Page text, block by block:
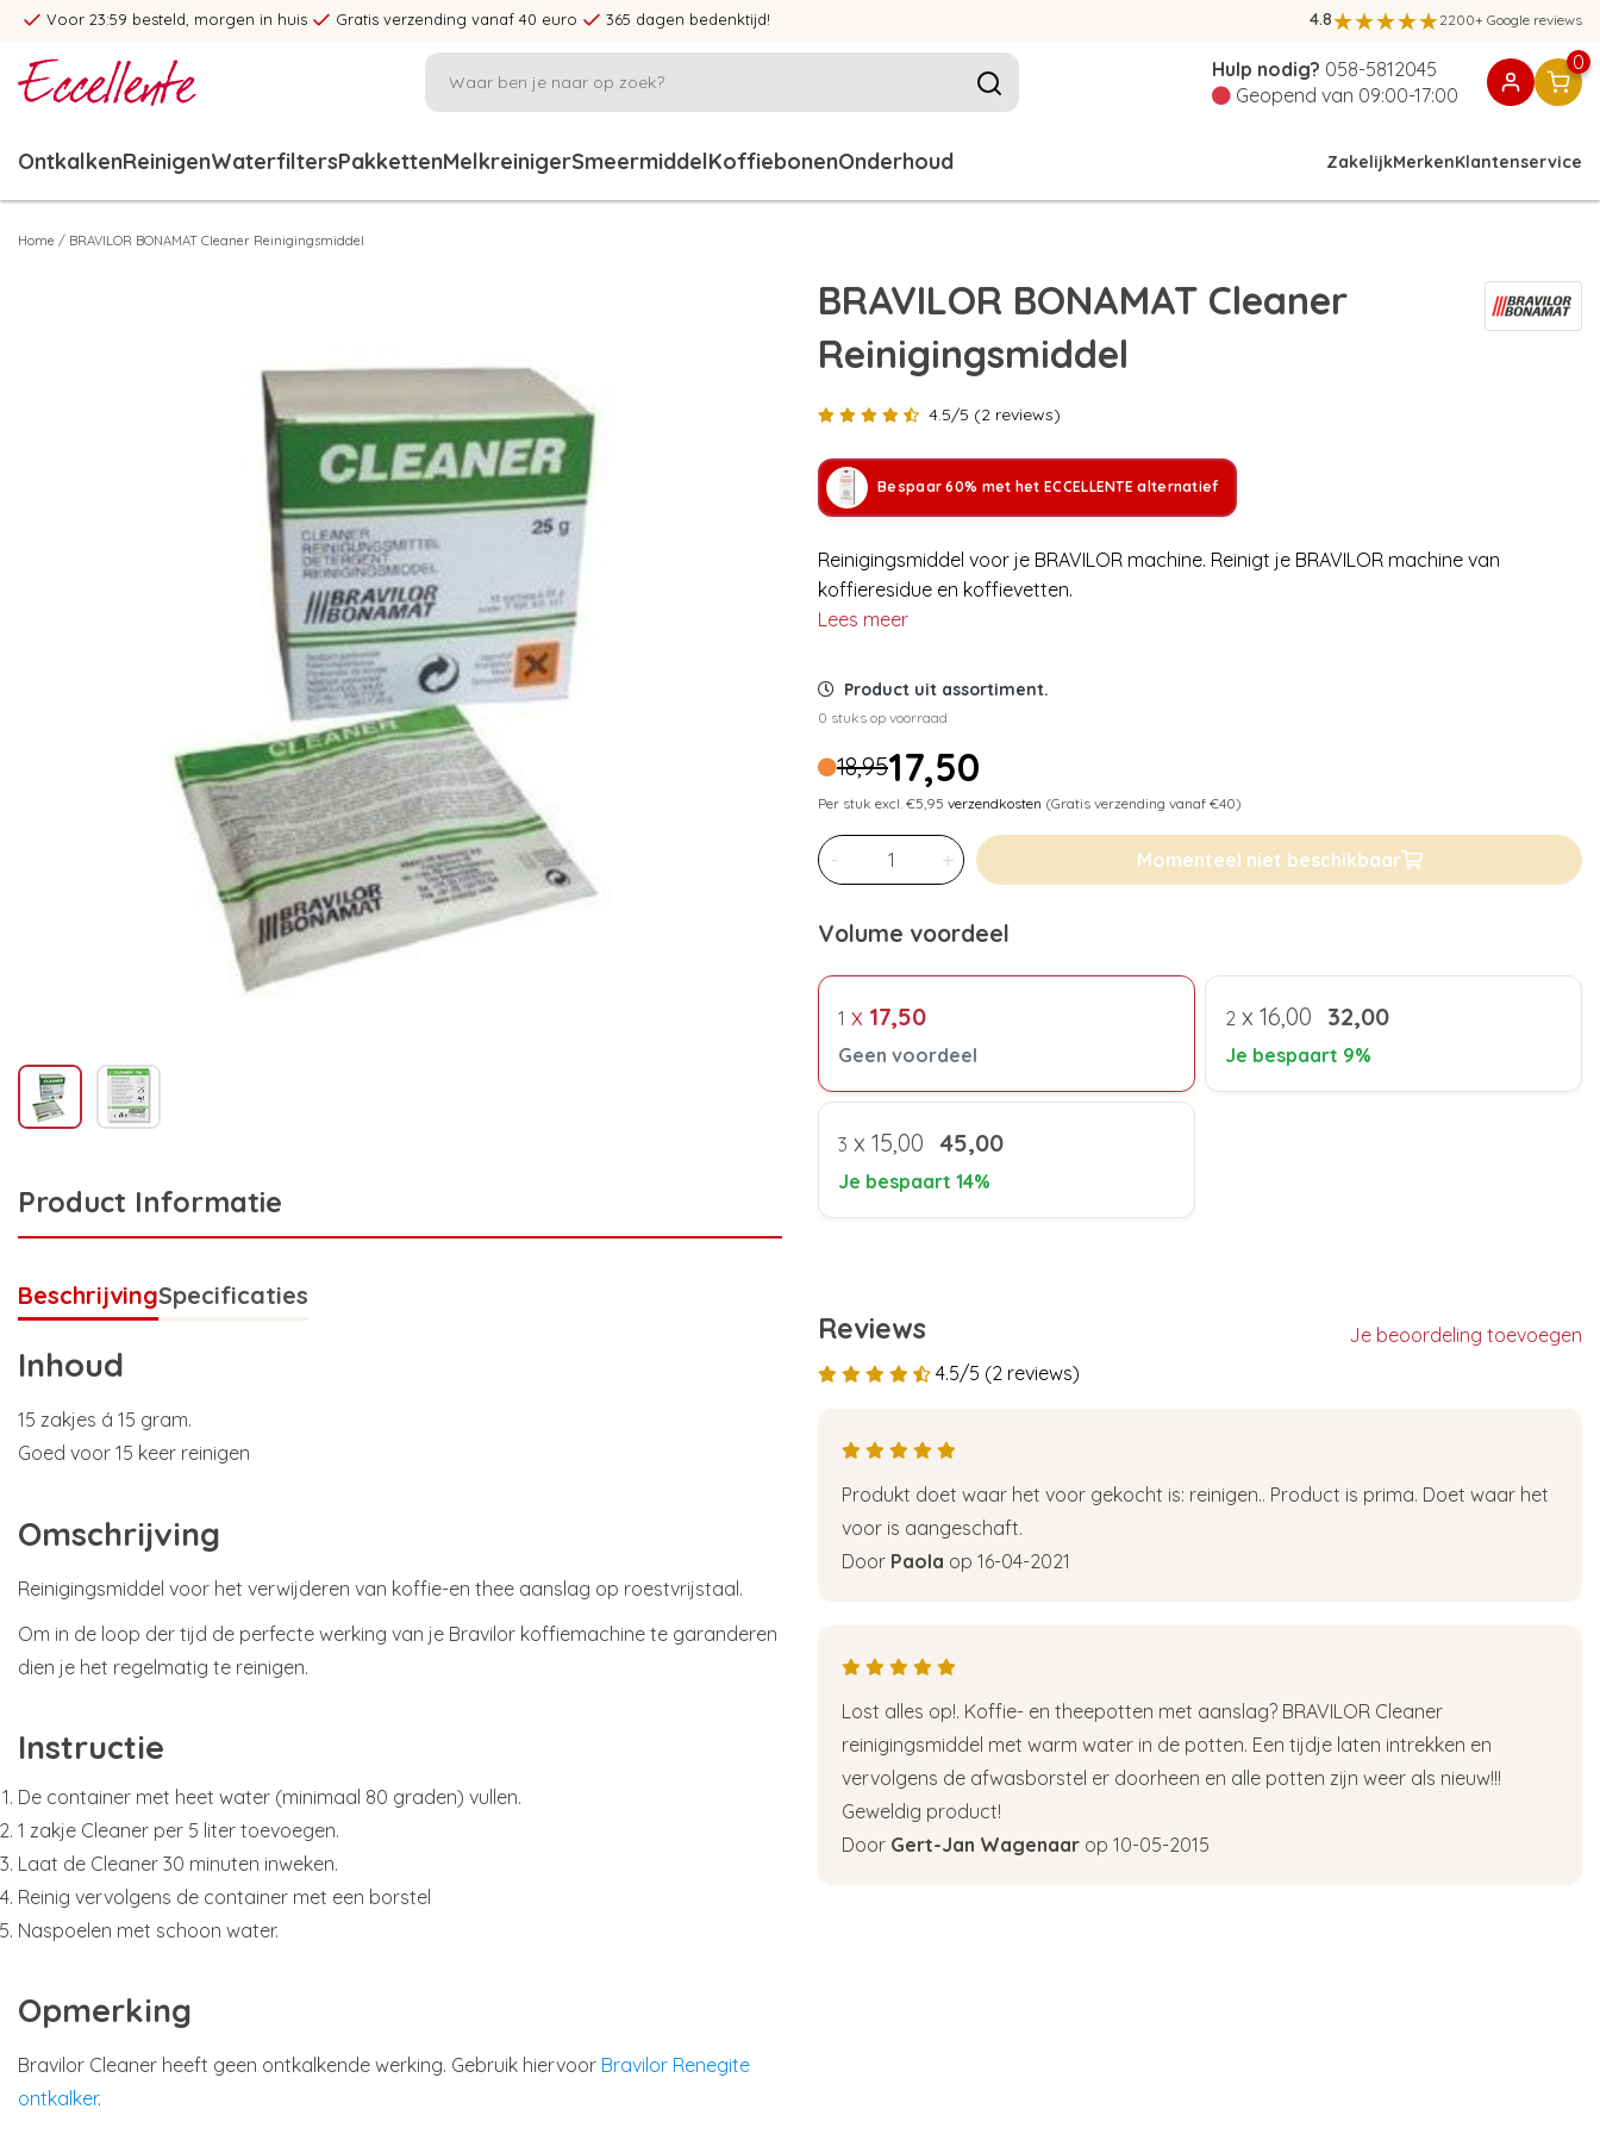
Voor 23:59 besteld, morgen in huis Gratis verzending vanaf 40 euro 365 dagen bedenktijd! 4.8 2200+ Google reviews
Hulp nodig? 058-5812045
Geopend van 09:00-17:00
0
OntkalkenReinigenWaterfiltersPakkettenMelkreinigerSmeermiddelKoffiebonenOnderhoud ZakelijkMerkenKlantenservice
Home / BRAVILOR BONAMAT Cleaner Reinigingsmiddel
Product Informatie
BeschrijvingSpecificaties
Inhoud
15 zakjes á 15 gram.
Goed voor 15 keer reinigen
Omschrijving
Reinigingsmiddel voor het verwijderen van koffie-en thee aanslag op roestvrijstaal.
Om in de loop der tijd de perfecte werking van je Bravilor koffiemachine te garanderen
dien je het regelmatig te reinigen.
Instructie
De container met heet water (minimaal 80 graden) vullen.
1 zakje Cleaner per 5 liter toevoegen.
Laat de Cleaner 30 minuten inweken.
Reinig vervolgens de container met een borstel
Naspoelen met schoon water.
Opmerking
Bravilor Cleaner heeft geen ontkalkende werking. Gebruik hiervoor Bravilor Renegite
ontkalker.
BRAVILOR BONAMAT Cleaner
Reinigingsmiddel
4.5/5 (2 reviews)
Bespaar 60% met het ECCELLENTE alternatief
Reinigingsmiddel voor je BRAVILOR machine. Reinigt je BRAVILOR machine van
koffieresidue en koffievetten.
Lees meer
Product uit assortiment.
0 stuks op voorraad
18,9517,50
Per stuk excl. €5,95 verzendkosten (Gratis verzending vanaf €40)
- + Momenteel niet beschikbaar
Volume voordeel
1 x 17,50
Geen voordeel
2 x 16,00 32,00
Je bespaart 9%
3 x 15,00 45,00
Je bespaart 14%
Reviews
Je beoordeling toevoegen
4.5/5 (2 reviews)
Produkt doet waar het voor gekocht is: reinigen.. Product is prima. Doet waar het
voor is aangeschaft.
Door Paola op 16-04-2021
Lost alles op!. Koffie- en theepotten met aanslag? BRAVILOR Cleaner
reinigingsmiddel met warm water in de potten. Een tijdje laten intrekken en
vervolgens de afwasborstel er doorheen en alle potten zijn weer als nieuw!!!
Geweldig product!
Door Gert-Jan Wagenaar op 10-05-2015